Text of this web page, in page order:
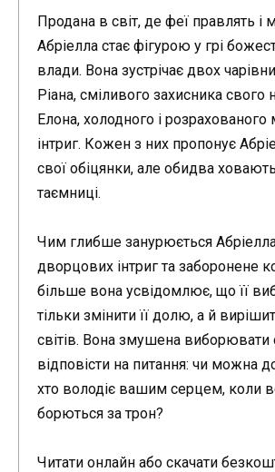
Продана в світ, де феї правлять і
Абріелла стає фігурою у грі
влади. Вона зустрічає двох
Ріана, сміливого захисника свого
Елона, холодного і розрахованого
інтриг. Кожен з них пропонує
свої обіцянки, але обидва
таємниці.
Чим глибше занурюється
дворцових інтриг та заборонене
більше вона усвідомлює, що її
тільки змінити її долю, а й
світів. Вона змушена виборювати
відповісти на питання: чи можна
хто володіє вашим серцем, коли
борються за трон?
Читати онлайн або скачати